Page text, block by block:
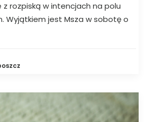
z rozpiską w intencjach na polu
Wyjątkiem jest Msza w sobotę o